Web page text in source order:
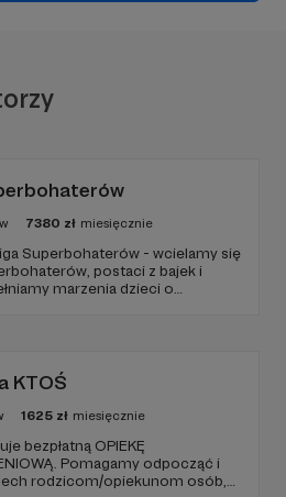
7380 zł miesięcznie
Superbohaterów - wcielamy się
postaci z bajek i
marzenia dzieci o
KTOŚ
1625 zł miesięcznie
bezpłatną OPIEKĘ
Pomagamy odpocząć i
rodzicom/opiekunom osób,